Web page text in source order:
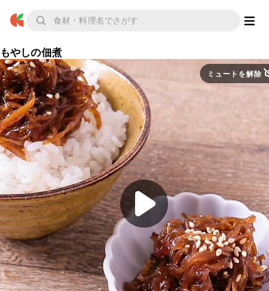
もやしの佃煮
ミュートを解除